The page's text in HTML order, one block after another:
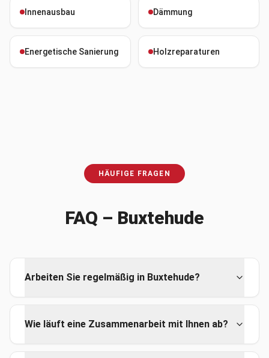
Innenausbau Dämmung
Energetische Sanierung Holzreparaturen
HÄUFIGE FRAGEN
FAQ – Buxtehude
Arbeiten Sie regelmäßig in Buxtehude?
Wie läuft eine Zusammenarbeit mit Ihnen ab?